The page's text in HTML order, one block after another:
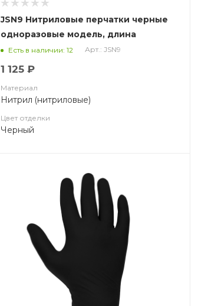
JSN9 Нитриловые перчатки черные
одноразовые модель, длина
240мм,толщина 0,15мм
Есть в наличии: 12 Арт.: JSN9
1 125 ₽
Материал
Нитрил (нитриловые)
Цвет отделки
Черный